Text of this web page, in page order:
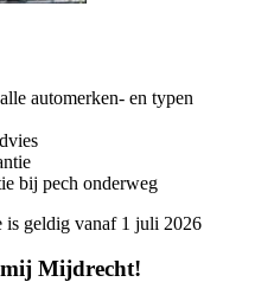
automerken- en typen
bij pech onderweg
is geldig vanaf 1 juli 2026
Mijdrecht!